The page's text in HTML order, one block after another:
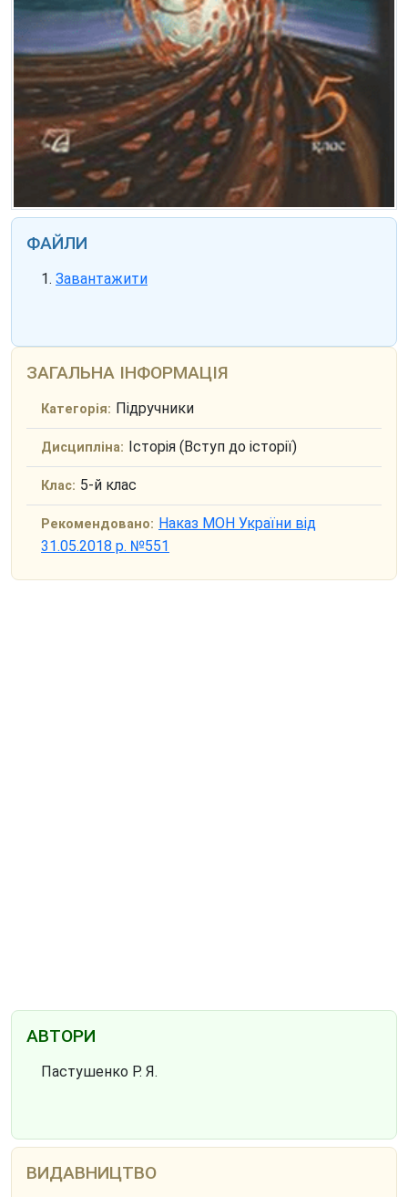
ФАЙЛИ
Завантажити
ЗАГАЛЬНА ІНФОРМАЦІЯ
Категорія: Підручники
Дисципліна: Історія (Вступ до історії)
Клас: 5-й клас
Рекомендовано: Наказ МОН України від
31.05.2018 р. №551
АВТОРИ
Пастушенко Р. Я.
ВИДАВНИЦТВО